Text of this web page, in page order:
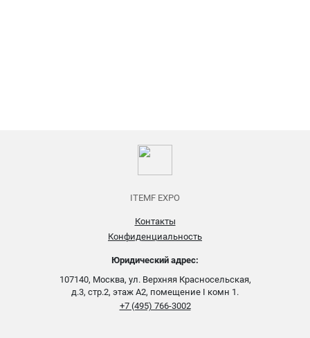
ITEMF EXPO
Контакты
Конфиденциальность
Юридический адрес:
107140, Москва, ул. Верхняя Красносельская,
д.3, стр.2, этаж А2, помещение I комн 1.
+7 (495) 766-3002